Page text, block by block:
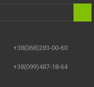
+38(068)283-00-60
+38(099)487-18-64